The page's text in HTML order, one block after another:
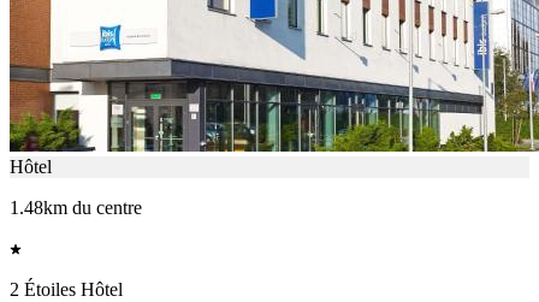
Hôtel
1.48km du centre
2 Étoiles Hôtel